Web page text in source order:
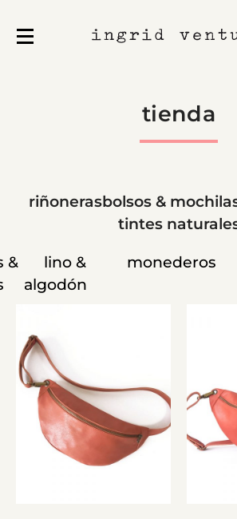
tienda
riñonerasbolsos &
tintes
&
lino &
algodón
monederos
78,00€
amelia pomelo